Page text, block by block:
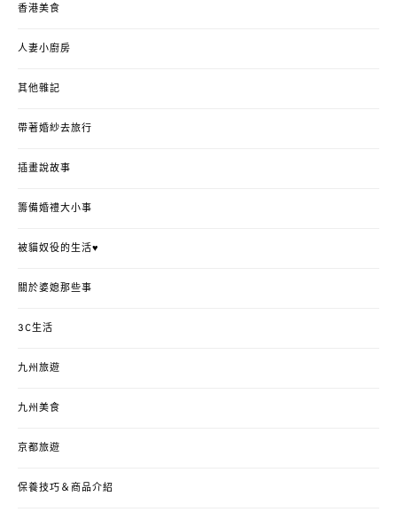
香港美食
人妻小廚房
其他雜記
帶著婚紗去旅行
插畫說故事
籌備婚禮大小事
被貓奴役的生活♥
關於婆媳那些事
3C生活
九州旅遊
九州美食
京都旅遊
保養技巧＆商品介紹